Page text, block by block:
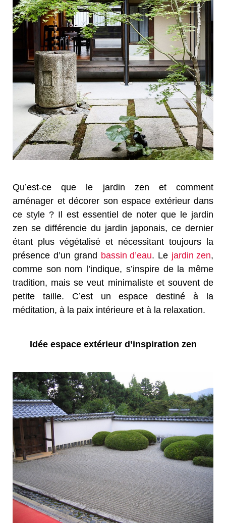
Qu’est-ce que le jardin zen et comment
aménager et décorer son espace extérieur dans
ce style ? Il est essentiel de noter que le jardin
zen se différencie du jardin japonais, ce dernier
étant plus végétalisé et nécessitant toujours la
présence d’un grand bassin d’eau. Le jardin zen,
comme son nom l’indique, s’inspire de la même
tradition, mais se veut minimaliste et souvent de
petite taille. C’est un espace destiné à la
méditation, à la paix intérieure et à la relaxation.
Idée espace extérieur d’inspiration zen